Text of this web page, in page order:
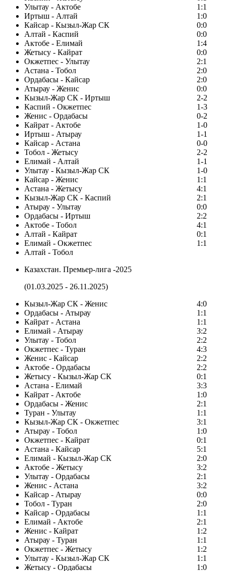
Улытау - Актобе
1:1
Иртыш - Алтай
1:0
Кайсар - Кызыл-Жар СК
0:0
Алтай - Каспий
0:0
Актобе - Елимай
1:4
Жетысу - Кайрат
0:0
Окжетпес - Улытау
2:1
Астана - Тобол
2:0
Ордабасы - Кайсар
2:0
Атырау - Женис
0:0
Кызыл-Жар СК - Иртыш
2-2
Каспий - Окжетпес
1-3
Женис - Ордабасы
0-2
Кайрат - Актобе
1-0
Иртыш - Атырау
1-1
Кайсар - Астана
0-0
Тобол - Жетысу
2-2
Елимай - Алтай
1-1
Улытау - Кызыл-Жар СК
1-0
Кайсар - Женис
1:1
Астана - Жетысу
4:1
Кызыл-Жар СК - Каспий
2:1
Атырау - Улытау
0:0
Ордабасы - Иртыш
2:2
Актобе - Тобол
4:1
Алтай - Кайрат
0:1
Елимай - Окжетпес
1:1
Алтай - Тобол
Казахстан. Премьер-лига -2025
(01.03.2025 - 26.11.2025)
Кызыл-Жар СК - Женис
4:0
Ордабасы - Атырау
1:1
Кайрат - Астана
1:1
Елимай - Атырау
3:2
Улытау - Тобол
2:2
Окжетпес - Туран
4:3
Женис - Кайсар
2:2
Актобе - Ордабасы
2:2
Жетысу - Кызыл-Жар СК
0:1
Астана - Елимай
3:3
Кайрат - Актобе
1:0
Ордабасы - Женис
2:1
Туран - Улытау
1:1
Кызыл-Жар СК - Окжетпес
3:1
Атырау - Тобол
1:0
Окжетпес - Кайрат
0:1
Астана - Кайсар
5:1
Елимай - Кызыл-Жар СК
2:0
Актобе - Жетысу
3:2
Улытау - Ордабасы
2:1
Женис - Астана
3:2
Кайсар - Атырау
0:0
Тобол - Туран
2:0
Кайсар - Ордабасы
1:1
Елимай - Актобе
2:1
Женис - Кайрат
1:2
Атырау - Туран
1:1
Окжетпес - Жетысу
1:2
Улытау - Кызыл-Жар СК
1:1
Жетысу - Ордабасы
1:0